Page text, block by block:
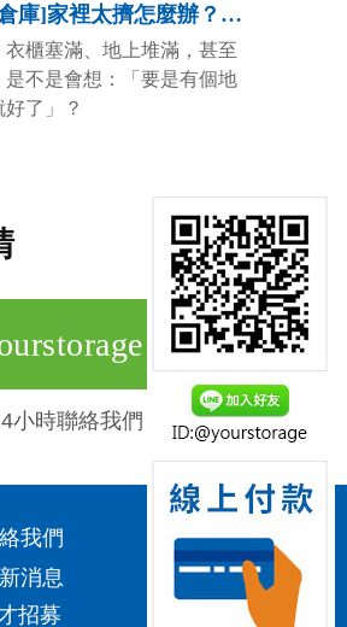
[北市南港區精華迷你倉庫]家裡太擠怎麼辦？我在南港找到了一個超實用的迷你倉！
櫃塞滿、地上堆滿，甚至
不是會想：「要是有個地
了」？
小時聯絡我們
我們
消息
招募